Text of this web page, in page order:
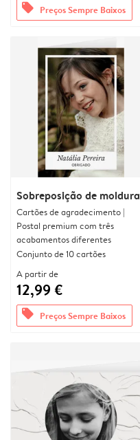
offers Preços Sempre Baixos
Sobreposição de moldura
Cartões de agradecimento |
Postal premium com três
acabamentos diferentes
Conjunto de 10 cartões
A partir de
12,99 €
offers Preços Sempre Baixos